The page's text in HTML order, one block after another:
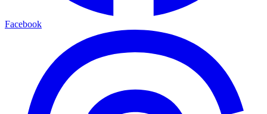
Facebook